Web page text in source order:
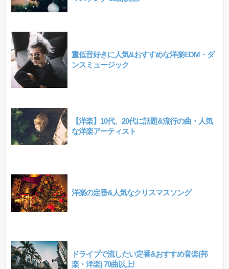
重低音好きに人気&おすすめな洋楽EDM・ダ
ンスミュージック
【洋楽】10代、20代に話題&流行の曲・人気
な洋楽アーティスト
洋楽の定番&人気なクリスマスソング
ドライブで流したい定番&おすすめ音楽(邦
楽・洋楽) 70曲以上!